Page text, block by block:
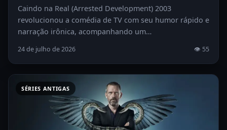
Caindo na Real (Arrested Development) 2003
revolucionou a comédia de TV com seu humor rápido e
narração irônica, acompanhando um…
24 de julho de 2026 👁 55
SÉRIES ANTIGAS